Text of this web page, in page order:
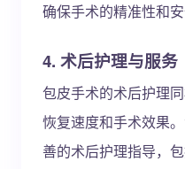
确保手术的精准性和安
4. 术后护理与服务
包皮手术的术后护理
恢复速度和手术效果
善的术后护理指导，